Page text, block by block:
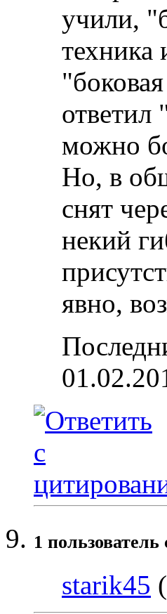
учили,
техника
ответил
можно
Но, в
снят
некий
явно,
1
starik45